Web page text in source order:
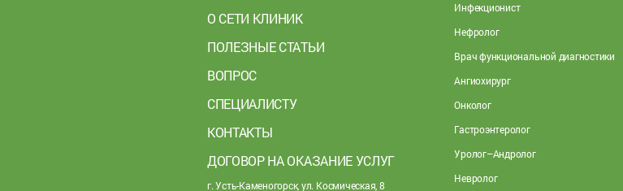
О СЕТИ КЛИНИК
ПОЛЕЗНЫЕ СТАТЬИ
ВОПРОС
СПЕЦИАЛИСТУ
КОНТАКТЫ
ДОГОВОР НА ОКАЗАНИЕ УСЛУГ
г. Усть-Каменогорск, ул. Космическая, 8
Инфекционист
Нефролог
Врач функциональной диагностики
Ангиохирург
Онколог
Гастроэнтеролог
Уролог–Андролог
Невролог